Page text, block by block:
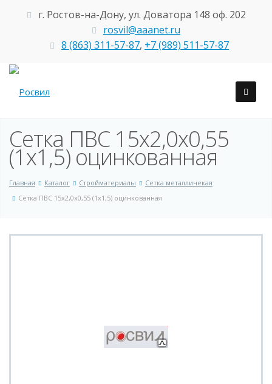
г. Ростов-на-Дону, ул. Доватора 148 оф. 202
rosvil@aaanet.ru
8 (863) 311-57-87, +7 (989) 511-57-87
Сетка ПВС 15х2,0х0,55
(1х1,5) оцинкованная
Главная Каталог Стройматериалы
Сетка металличекая
Сетка ПВС 15х2,0х0,55 (1х1,5) оцинкованная